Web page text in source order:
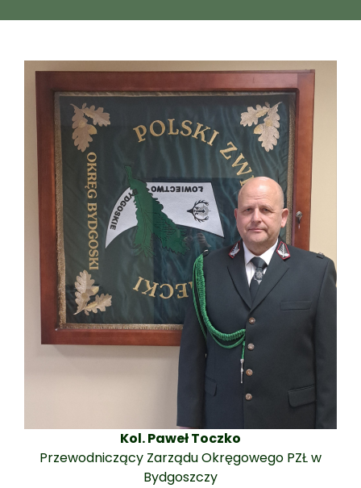
Kol. Paweł Toczko
Przewodniczący Zarządu Okręgowego PZŁ w
Bydgoszczy